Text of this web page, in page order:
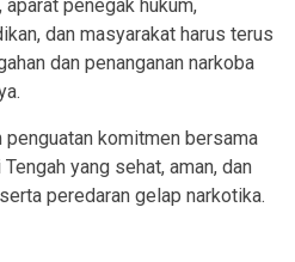
aparat penegak hukum,
dan masyarakat harus terus
dan penanganan narkoba
komitmen bersama
yang sehat, aman, dan
peredaran gelap narkotika.